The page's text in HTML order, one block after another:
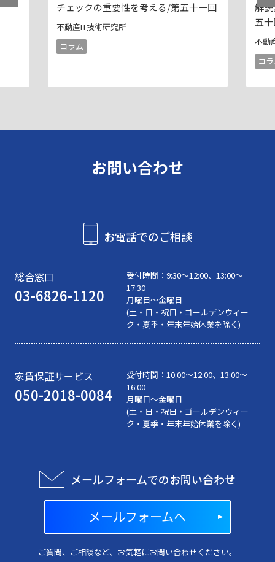
チェックの重要性を考える/第五十一回
不動産IT技術研究所
コラム
解
五
不動
コ
お問い合わせ
お電話でのご相談
総合窓口
03-6826-1120
受付時間： 9:30〜12:00、13:00～
17:30
月曜日～金曜日
(土・日・祝日・ゴールデンウィー
ク・夏季・年末年始休業を除く)
家賃保証サービス
050-2018-0084
受付時間： 10:00〜12:00、13:00～
16:00
月曜日～金曜日
(土・日・祝日・ゴールデンウィー
ク・夏季・年末年始休業を除く)
メールフォームでのお問い合わせ
メールフォームへ
ご質問、ご相談など、お気軽にお問い合わせください。